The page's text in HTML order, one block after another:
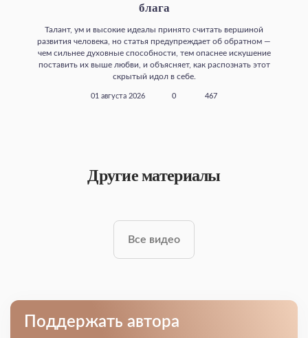
блага
Талант, ум и высокие идеалы принято считать вершиной
развития человека, но статья предупреждает об обратном —
чем сильнее духовные способности, тем опаснее искушение
поставить их выше любви, и объясняет, как распознать этот
скрытый идол в себе.
01 августа 2026 0 467
Другие материалы
Все видео
Поддержать автора